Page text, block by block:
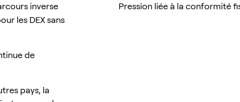
inverse
Pression liée à la conformité
les DEX sans
de
pays, la